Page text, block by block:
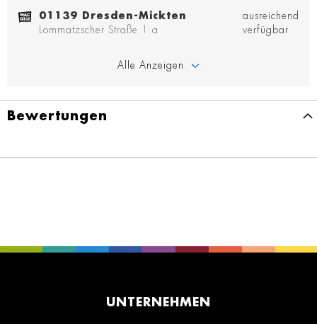
01139 Dresden-Mickten
Lommatzscher Straße 1 a
ausreichend
verfügbar
Alle Anzeigen
Bewertungen
UNTERNEHMEN